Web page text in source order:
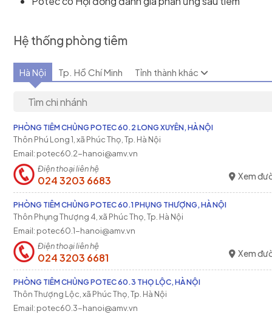
Hệ thống phòng tiêm
Hà Nội Tp. Hồ Chí Minh Tỉnh thành khác
PHÒNG TIÊM CHỦNG POTEC 60.2 LONG XUYÊN, HÀ NỘI
Thôn Phú Long 1, xã Phúc Thọ, Tp. Hà Nội
Email: potec60.2-hanoi@amv.vn
Điện thoại liên hệ
024 3203 6683 Xem
PHÒNG TIÊM CHỦNG POTEC 60.1 PHỤNG THƯỢNG, HÀ NỘI
Thôn Phụng Thượng 4, xã Phúc Thọ, Tp. Hà Nội
Email: potec60.1-hanoi@amv.vn
Điện thoại liên hệ
024 3203 6681 Xem
PHÒNG TIÊM CHỦNG POTEC 60.3 THỌ LỘC, HÀ NỘI
Thôn Thượng Lộc, xã Phúc Thọ, Tp. Hà Nội
Email: potec60.3-hanoi@amv.vn